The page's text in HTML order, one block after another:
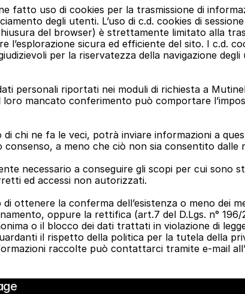
fatto uso di cookies per la trasmissione di
degli utenti. L’uso di c.d. cookies di
del browser) è strettamente limitato alla
sicura ed efficiente del sito. I c.d.
per la riservatezza della navigazione
personali riportati nei moduli di richiesta a
mancato conferimento può comportare
chi ne fa le veci, potrà inviare informazioni a
a meno che ciò non sia consentito dalle
necessario a conseguire gli scopi per cui sono
ed accessi non autorizzati.
la conferma dell’esistenza o meno dei
oppure la rettifica (art.7 del D.Lgs. n° 196/
o il blocco dei dati trattati in violazione di
il rispetto della politica per la tutela della
raccolte può contattarci tramite e-mail